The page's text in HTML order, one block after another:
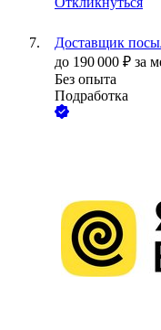
Доставщик
до 190 000 ₽ за
Без опыта
Подработка